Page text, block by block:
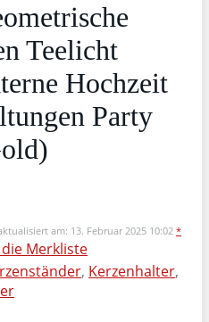
Teelicht
Hochzeit
Party
am: 13. Februar 2025 10:02 *
Merkliste
, Kerzenhalter,